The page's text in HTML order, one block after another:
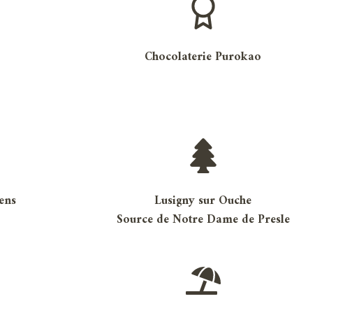
Chocolaterie Purokao
Lusigny sur Ouche
Source de Notre Dame de Presle